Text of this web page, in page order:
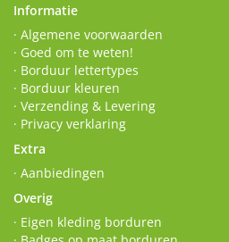
Informatie
· Algemene voorwaarden
· Goed om te weten!
· Borduur lettertypes
· Borduur kleuren
· Verzending & Levering
· Privacy verklaring
Extra
· Aanbiedingen
Overig
· Eigen kleding borduren